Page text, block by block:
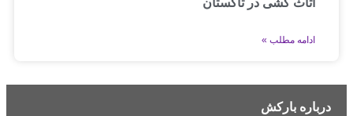
اثاث کشی در تاکستان
ادامه مطلب »
درباره بارکش